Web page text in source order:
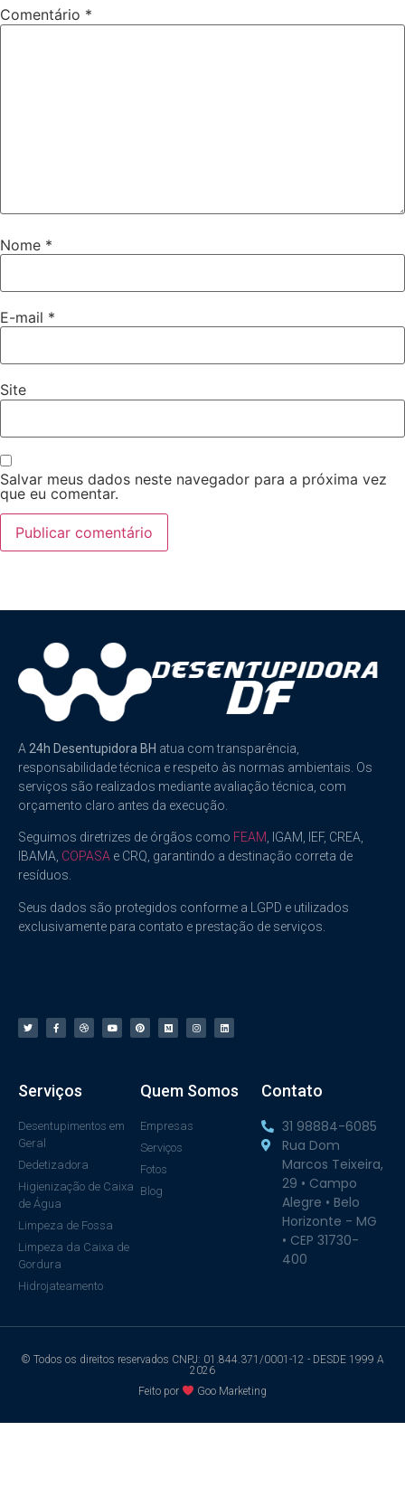
Comentário *
Nome *
E-mail *
Site
Salvar meus dados neste navegador para a próxima vez
que eu comentar.
A 24h Desentupidora BH atua com transparência,
responsabilidade técnica e respeito às normas ambientais. Os
serviços são realizados mediante avaliação técnica, com
orçamento claro antes da execução.
Seguimos diretrizes de órgãos como FEAM, IGAM, IEF, CREA,
IBAMA, COPASA e CRQ, garantindo a destinação correta de
resíduos.
Seus dados são protegidos conforme a LGPD e utilizados
exclusivamente para contato e prestação de serviços.
Serviços
Desentupimentos em
Geral
Dedetizadora
Higienização de Caixa
de Água
Limpeza de Fossa
Limpeza da Caixa de
Gordura
Hidrojateamento
Quem Somos
Empresas
Serviços
Fotos
Blog
Contato
31 98884-6085
Rua Dom
Marcos Teixeira,
29 • Campo
Alegre • Belo
Horizonte - MG
• CEP 31730-
400
© Todos os direitos reservados CNPJ: 01.844.371/0001-12 - DESDE 1999 A
2026
Feito por
Goo Marketing